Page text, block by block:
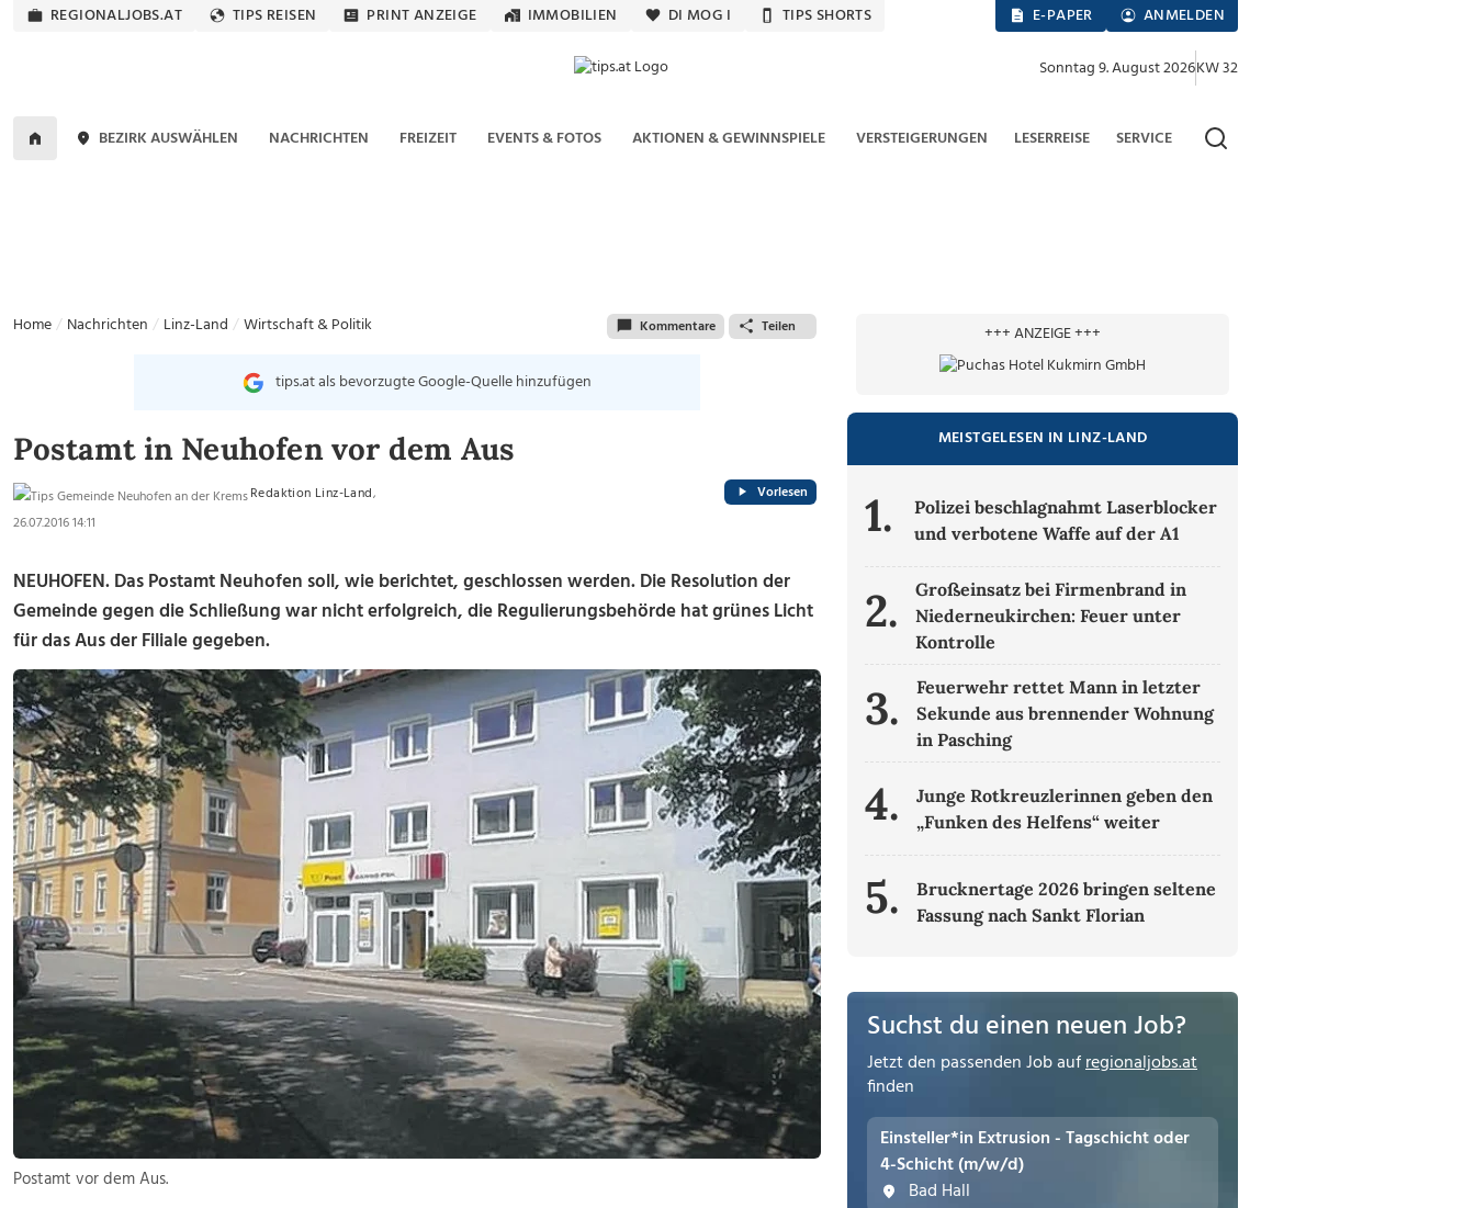
REGIONALJOBS.AT TIPS REISEN PRINT ANZEIGE IMMOBILIEN DI MOG I TIPS SHORTS E-PAPER ANMELDEN
Sonntag 9. August 2026KW 32
BEZIRK AUSWÄHLEN NACHRICHTEN FREIZEIT EVENTS & FOTOS AKTIONEN & GEWINNSPIELE VERSTEIGERUNGEN LESERREISE SERVICE
Home Nachrichten Linz-Land Wirtschaft & Politik Kommentare Teilen
tips.at als bevorzugte Google-Quelle hinzufügen
Postamt in Neuhofen vor dem Aus
Redaktion Linz-Land,
26.07.2016 14:11
Vorlesen
NEUHOFEN. Das Postamt Neuhofen soll, wie berichtet, geschlossen werden. Die Resolution der
Gemeinde gegen die Schließung war nicht erfolgreich, die Regulierungsbehörde hat grünes Licht
für das Aus der Filiale gegeben.
Postamt vor dem Aus.
+++ ANZEIGE +++
MEISTGELESEN IN LINZ-LAND
1.
Polizei beschlagnahmt Laserblocker
und verbotene Waffe auf der A1
2.
Großeinsatz bei Firmenbrand in
Niederneukirchen: Feuer unter
Kontrolle
3.
Feuerwehr rettet Mann in letzter
Sekunde aus brennender Wohnung
in Pasching
4.
Junge Rotkreuzlerinnen geben den
„Funken des Helfens“ weiter
5.
Brucknertage 2026 bringen seltene
Fassung nach Sankt Florian
Suchst du einen neuen Job?
Jetzt den passenden Job aufregionaljobs.at
finden
Einsteller*in Extrusion - Tagschicht oder
4-Schicht (m/w/d)
Bad Hall